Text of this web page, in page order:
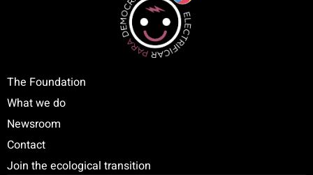
The Foundation
What we do
Newsroom
Contact
Join the ecological transition